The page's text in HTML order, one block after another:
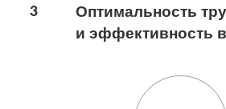
3
Оптимальность
и эффективность